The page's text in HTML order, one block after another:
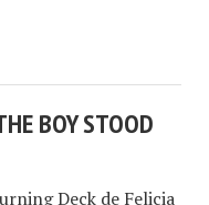
BOY STOOD
Deck de Felicia